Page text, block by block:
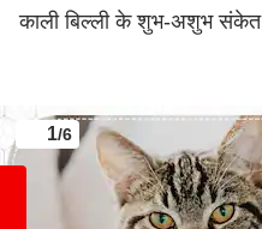
काली बिल्ली के शुभ-अशुभ संकेत
1/6